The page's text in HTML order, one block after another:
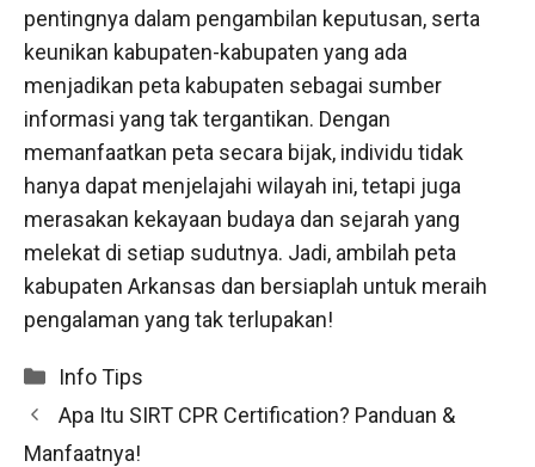
pentingnya dalam pengambilan keputusan, serta
keunikan kabupaten-kabupaten yang ada
menjadikan peta kabupaten sebagai sumber
informasi yang tak tergantikan. Dengan
memanfaatkan peta secara bijak, individu tidak
hanya dapat menjelajahi wilayah ini, tetapi juga
merasakan kekayaan budaya dan sejarah yang
melekat di setiap sudutnya. Jadi, ambilah peta
kabupaten Arkansas dan bersiaplah untuk meraih
pengalaman yang tak terlupakan!
Categories
Info Tips
Apa Itu SIRT CPR Certification? Panduan &
Manfaatnya!